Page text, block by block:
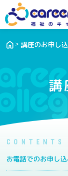
講座のお申し
講
お電話でのお申し